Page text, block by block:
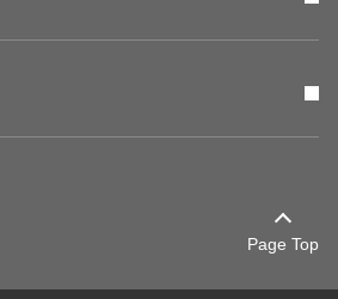
Page Top